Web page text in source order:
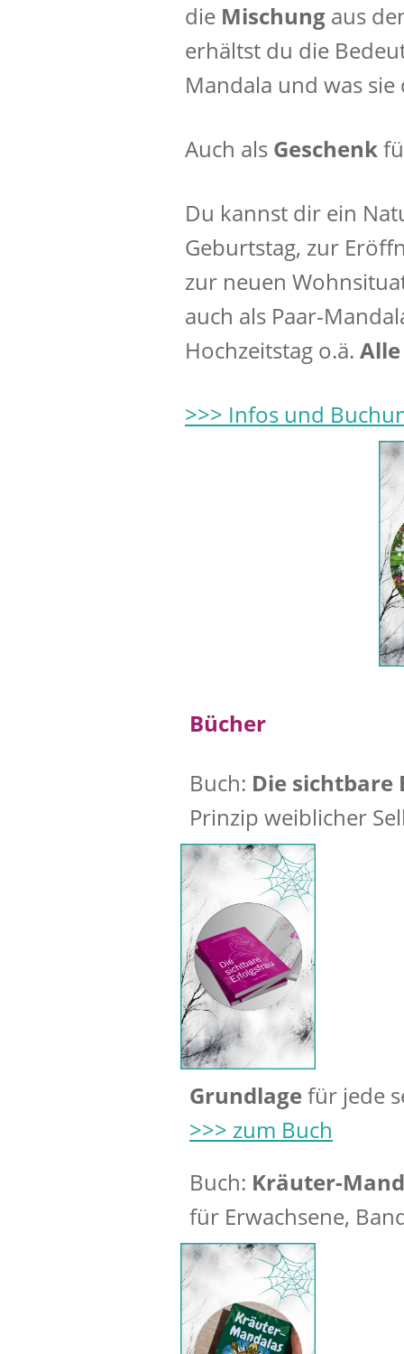
die Mischung aus
erhältst du die
Mandala und was
Auch als Geschenk
Du kannst dir ein
Geburtstag, zur
zur neuen
auch als Paar-
Hochzeitstag o.ä.
>>> Infos und
Bücher
Buch: Die
Prinzip weiblicher
Grundlagefür jede
>>> zum Buch
Buch: Kräuter-
für Erwachsene,